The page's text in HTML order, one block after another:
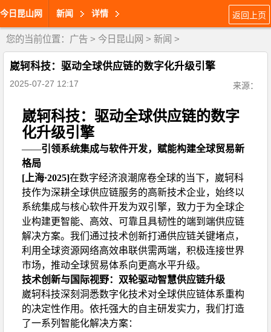
今日昆山网 新闻 详情 返回上页
您的当前位置： 广告 > 今日昆山网 > 新闻 >
崴轲科技：驱动全球供应链的数字化升级引擎
2025-07-27 12:17 来源：
崴轲科技：驱动全球供应链的数字
化升级引擎
——引领系统集成与软件开发，赋能构建全球贸易新
格局
[上海·2025]在数字经济浪潮席卷全球的当下，崴轲科
技作为深耕全球供应链服务的高新技术企业，始终以
系统集成与核心软件开发为双引擎，致力于为全球企
业构建更智能、高效、可靠且具韧性的端到端供应链
解决方案。我们通过技术创新打通供应链关键堵点，
利用全球资源网络高效串联供需两端，积极连接世界
市场，推动全球贸易体系向更高水平升级。
技术创新与国际视野：双轮驱动智慧供应链升级
崴轲科技深刻洞悉数字化技术对全球供应链体系重构
的决定性作用。依托强大的自主研发实力，我们打造
了一系列智能化解决方案：